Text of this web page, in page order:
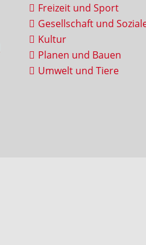
Freizeit und Sport
Gesellschaft und
Kultur
Planen und Bauen
Umwelt und Tiere